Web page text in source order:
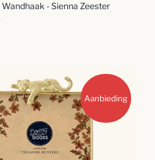
Wandhaak - Sienna Zeester
Aanbieding